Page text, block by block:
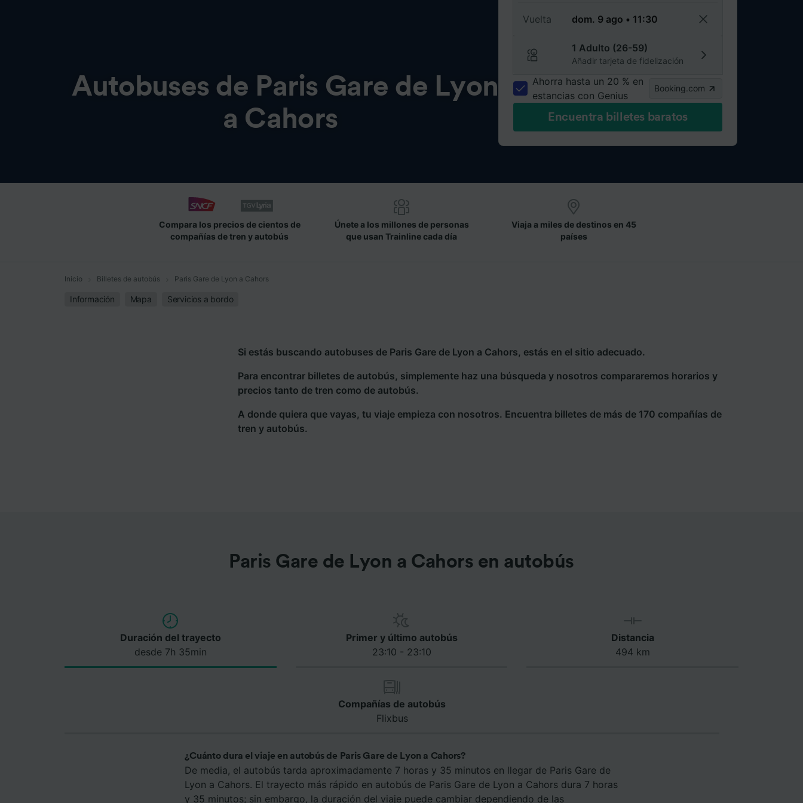
Autobuses de Paris Gare de Lyon
a Cahors
Vuelta
1 Adulto (26-59)
Añadir tarjeta de fidelización
Ahorra hasta un 20 % en
estancias con Genius
Booking.com
Encuentra billetes baratos
Compara los precios de cientos de
compañías de tren y autobús
Únete a los millones de personas
que usan Trainline cada día
Viaja a miles de destinos en 45
países
Inicio Billetes de autobús Paris Gare de Lyon a Cahors
Información Mapa Servicios a bordo
Si estás buscando autobuses de Paris Gare de Lyon a Cahors, estás en el sitio adecuado.
Para encontrar billetes de autobús, simplemente haz una búsqueda y nosotros compararemos horarios y
precios tanto de tren como de autobús.
A donde quiera que vayas, tu viaje empieza con nosotros. Encuentra billetes de más de 170 compañías de
tren y autobús.
Paris Gare de Lyon a Cahors en autobús
Duración del trayecto
desde 7h 35min
Primer y último autobús
23:10 - 23:10
Distancia
494 km
Compañías de autobús
Flixbus
¿Cuánto dura el viaje en autobús de Paris Gare de Lyon a Cahors?
De media, el autobús tarda aproximadamente 7 horas y 35 minutos en llegar de Paris Gare de
Lyon a Cahors. El trayecto más rápido en autobús de Paris Gare de Lyon a Cahors dura 7 horas
y 35 minutos; sin embargo, la duración del viaje puede cambiar dependiendo de las